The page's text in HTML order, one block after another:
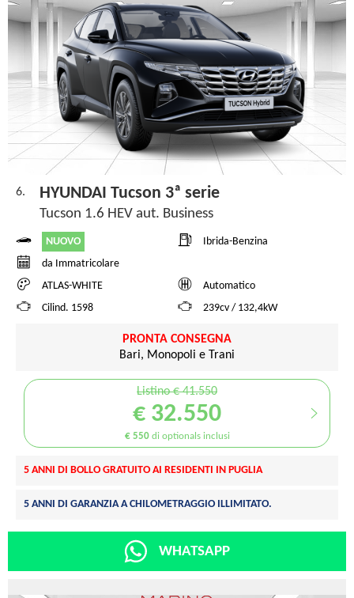
6. HYUNDAI Tucson 3ª serie
Tucson 1.6 HEV aut. Business
NUOVO
Ibrida-Benzina
da Immatricolare
ATLAS-WHITE
Automatico
Cilind. 1598
239cv / 132,4kW
PRONTA CONSEGNA
Bari, Monopoli e Trani
Listino € 41.550
€ 32.550
€ 550di optionals inclusi
5 ANNI DI BOLLO GRATUITO AI RESIDENTI IN PUGLIA
5 ANNI DI GARANZIA A CHILOMETRAGGIO ILLIMITATO.
WHATSAPP